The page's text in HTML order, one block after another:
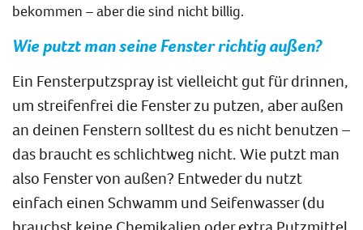
bekommen – aber die sind nicht billig.
Wie putzt man seine Fenster richtig außen?
Ein Fensterputzspray ist vielleicht gut für drinnen,
um streifenfrei die Fenster zu putzen, aber außen
an deinen Fenstern solltest du es nicht benutzen –
das braucht es schlichtweg nicht. Wie putzt man
also Fenster von außen? Entweder du nutzt
einfach einen Schwamm und Seifenwasser (du